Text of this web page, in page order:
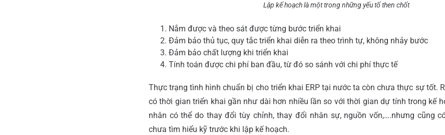
Lập kế hoạch là một trong những yếu tố then chốt
Nắm được và theo sát được từng bước triển khai
Đảm bảo thủ tục, quy tắc triển khai diễn ra theo trình tự, không nhảy bước
Đảm bảo chất lượng khi triển khai
Tính toán được chi phí ban đầu, từ đó so sánh với chi phí thực tế
Thực trạng tình hình chuẩn bị cho triển khai ERP tại nước ta còn chưa thực sự tốt.
có thời gian triển khai gần như dài hơn nhiều lần so với thời gian dự tính trong kế
nhân có thể do thay đổi tùy chỉnh, thay đổi nhân sự, nguồn vốn,….nhưng cũng
chưa tìm hiểu kỹ trước khi lập kế hoạch.